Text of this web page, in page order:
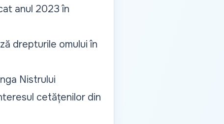
anul 2023 în
drepturile omului în
Nistrului
cetățenilor din